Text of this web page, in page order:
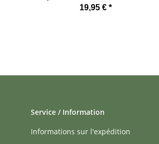
19,95 € *
Service / Information
Informations sur l'expédition